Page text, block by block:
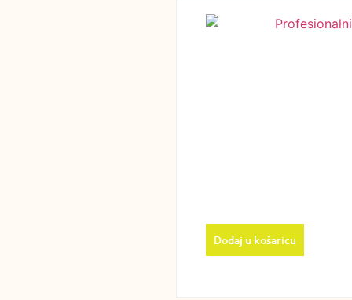
Dodaj u košaricu